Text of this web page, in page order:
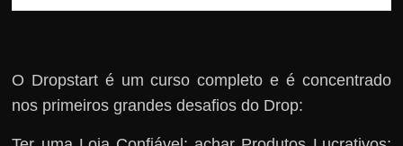
O Dropstart é um curso completo e é concentrado
nos primeiros grandes desafios do Drop: